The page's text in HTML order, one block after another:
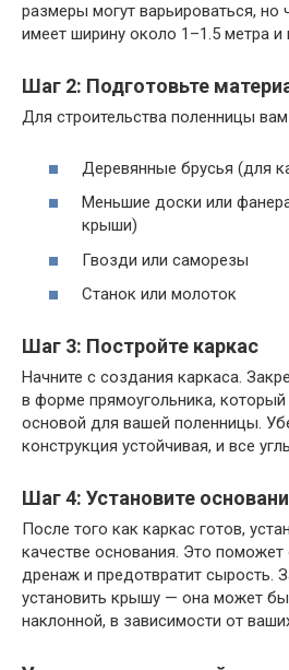
размеры могут варьироваться, но
имеет ширину около 1–1.5 метра
Шаг 2: Подготовьте
Для строительства поленницы
Деревянные брусья (для
Меньшие доски или
крыши)
Гвозди или саморезы
Станок или молоток
Шаг 3: Постройте каркас
Начните с создания каркаса.
в форме прямоугольника, который
основой для вашей поленницы.
конструкция устойчивая, и все
Шаг 4: Установите
После того как каркас готов,
качестве основания. Это
дренаж и предотвратит сырость.
установить крышу — она может
наклонной, в зависимости от